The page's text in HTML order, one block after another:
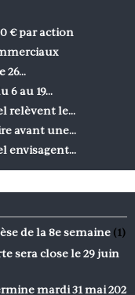
€ par action
26…
6 au 19…
relèvent le…
avant une…
envisagent…
de la 8e semaine (1)
sera close le 29 juin
mardi 31 mai 202